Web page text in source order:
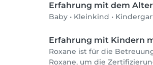
Erfahrung mit dem Alter
Baby • Kleinkind •
Erfahrung mit Kindern
Roxane ist für die
Roxane, um die